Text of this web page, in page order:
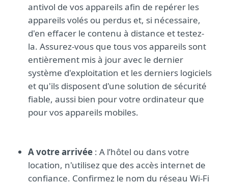
antivol de vos appareils afin de repérer les
appareils volés ou perdus et, si nécessaire,
d'en effacer le contenu à distance et testez-
la. Assurez-vous que tous vos appareils sont
entièrement mis à jour avec le dernier
système d'exploitation et les derniers logiciels
et qu'ils disposent d'une solution de sécurité
fiable, aussi bien pour votre ordinateur que
pour vos appareils mobiles.
A votre arrivée : A l’hôtel ou dans votre
location, n'utilisez que des accès internet de
confiance. Confirmez le nom du réseau Wi-Fi